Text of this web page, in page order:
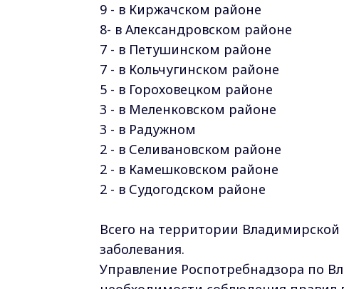
9 - в Киржачском районе
8- в Александровском районе
7 - в Петушинском районе
7 - в Кольчугинском районе
5 - в Гороховецком районе
3 - в Меленковском районе
3 - в Радужном
2 - в Селивановском районе
2 - в Камешковском районе
2 - в Судогодском районе
Всего на территории Владимирской
заболевания.
Управление Роспотребнадзора по